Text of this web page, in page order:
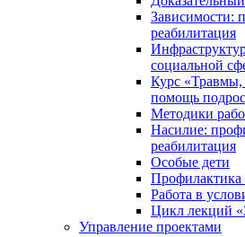
Зависимости:
реабилитация
социальной
Курс «Травмы,
помощь
Методики
Насилие:
реабилитация
Особые дети
Профилактика
Работа в
Цикл лекций
Управление проектами